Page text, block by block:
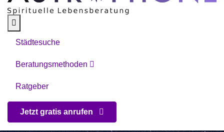
Städtesuche
Beratungsmethoden
Ratgeber
Jetzt gratis anrufen